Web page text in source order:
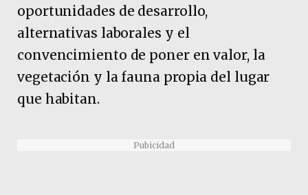
oportunidades de desarrollo,
alternativas laborales y el
convencimiento de poner en valor, la
vegetación y la fauna propia del lugar
que habitan.
Pubicidad